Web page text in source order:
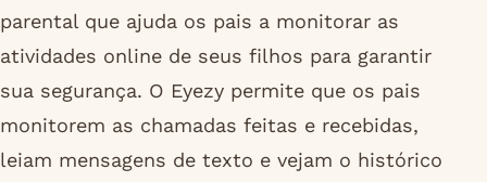
parental que ajuda os pais a monitorar as
atividades online de seus filhos para garantir
sua segurança. O Eyezy permite que os pais
monitorem as chamadas feitas e recebidas,
leiam mensagens de texto e vejam o histórico